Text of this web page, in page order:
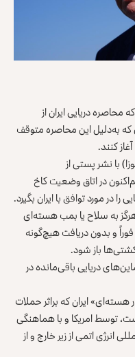
دریایی ایران از
به‌دلیل این محاصره متوقف
کنند.
در اتاق وضعیت کاخ
مورد توافق با ایران بگیرد.
به سلاح یا بمب هسته‌ای
و بدون دریافت هیچ‌گونه
باز شود.
دریایی باقی‌مانده در
هسته‌ای» ایران که براثر حملات
توسط امریکا و با هماهنگی
انرژی اتمی از زیر خارج و از